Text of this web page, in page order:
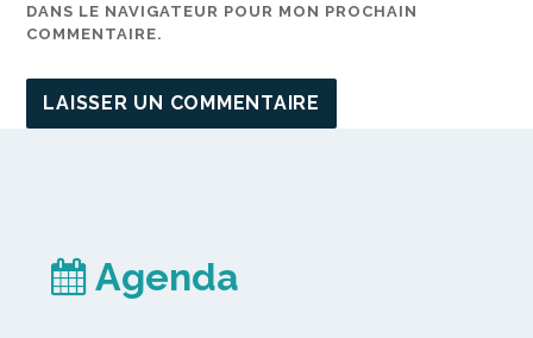
DANS LE NAVIGATEUR POUR MON PROCHAIN
COMMENTAIRE.
Agenda